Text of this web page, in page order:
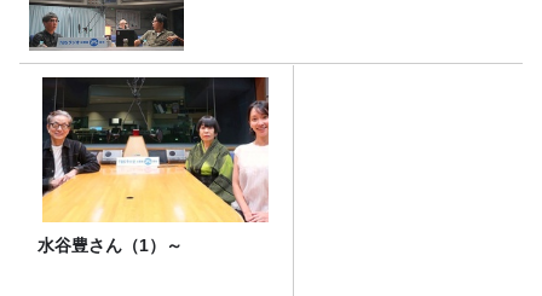
水谷豊さん（1）～